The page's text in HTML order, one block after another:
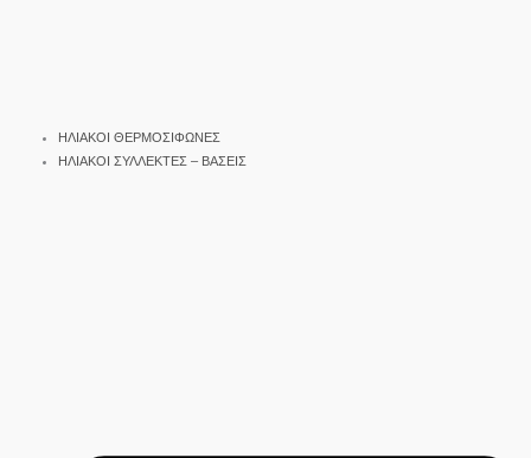
ΗΛΙΑΚΟΙ ΘΕΡΜΟΣΙΦΩΝΕΣ
ΗΛΙΑΚΟΙ ΣΥΛΛΕΚΤΕΣ – ΒΑΣΕΙΣ